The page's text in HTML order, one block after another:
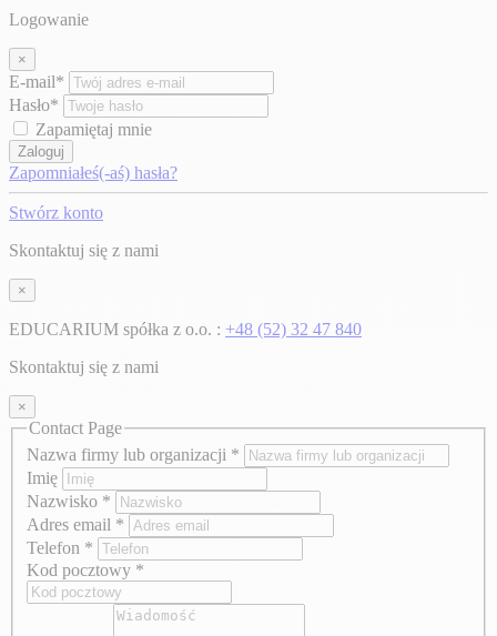
Logowanie
×
E-mail*
Hasło*
Zapamiętaj mnie
Zaloguj
Zapomniałeś(-aś) hasła?
Stwórz konto
Skontaktuj się z nami
×
EDUCARIUM spółka z o.o. : +48 (52) 32 47 840
Skontaktuj się z nami
×
Contact Page
Nazwa firmy lub organizacji *
Imię
Nazwisko *
Adres email *
Telefon *
Kod pocztowy *